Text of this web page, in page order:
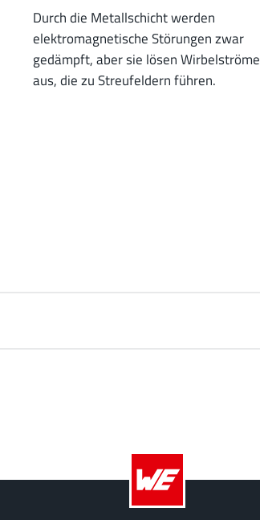
Durch die Metallschicht werden
elektromagnetische Störungen zwar
gedämpft, aber sie lösen Wirbelströme
aus, die zu Streufeldern führen.